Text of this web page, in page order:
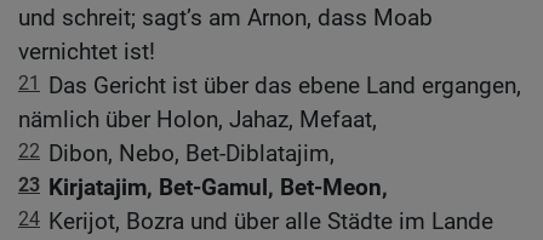
und schreit; sagt’s am Arnon, dass Moab
vernichtet ist!
21
Das Gericht ist über das ebene Land ergangen,
nämlich über Holon, Jahaz, Mefaat,
22 Dibon, Nebo, Bet-Diblatajim,
23 Kirjatajim, Bet-Gamul, Bet-Meon,
24 Kerijot, Bozra und über alle Städte im Lande